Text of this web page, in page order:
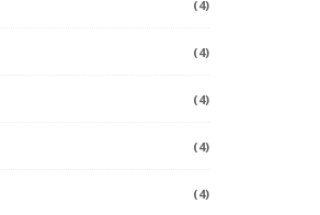
(4)
(4)
(4)
(4)
(4)